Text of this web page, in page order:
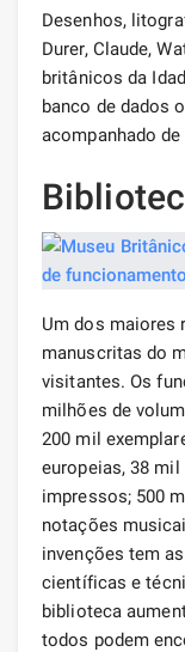
Desenhos,
Durer, Claude,
britânicos da
banco de dados
acompanhado
Um dos maiores
manuscritas do
visitantes. Os
milhões de
200 mil
europeias, 38
impressos; 500
notações
invenções tem
científicas e
biblioteca
todos podem